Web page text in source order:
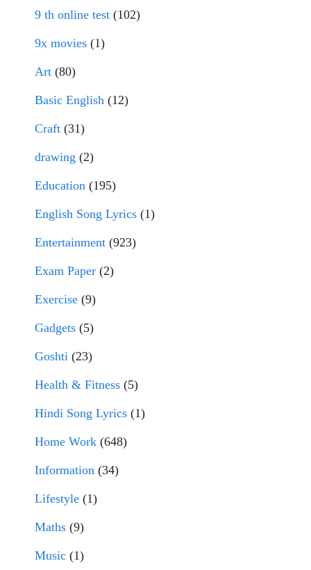
9 th online test (102)
9x movies (1)
Art (80)
Basic English (12)
Craft (31)
drawing (2)
Education (195)
English Song Lyrics (1)
Entertainment (923)
Exam Paper (2)
Exercise (9)
Gadgets (5)
Goshti (23)
Health & Fitness (5)
Hindi Song Lyrics (1)
Home Work (648)
Information (34)
Lifestyle (1)
Maths (9)
Music (1)